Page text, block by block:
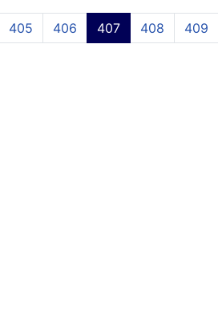
405 406 407 408 409